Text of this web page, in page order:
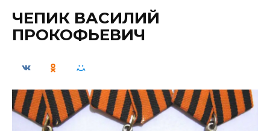
ЧЕПИК ВАСИЛИЙ
ПРОКОФЬЕВИЧ